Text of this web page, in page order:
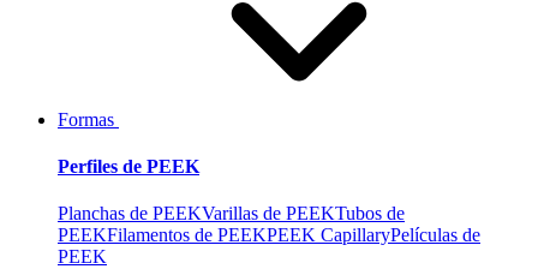
Formas
Perfiles de PEEK
Planchas de PEEKVarillas de PEEKTubos de
PEEKFilamentos de PEEKPEEK CapillaryPelículas de
PEEK